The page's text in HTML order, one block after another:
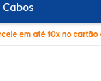
Cabos